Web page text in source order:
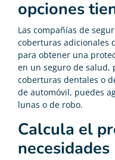
opciones
Las compañías de
coberturas adicionales
para obtener una
en un seguro de
coberturas dentales o
de automóvil, puedes
lunas o de robo.
Calcula el
necesidades